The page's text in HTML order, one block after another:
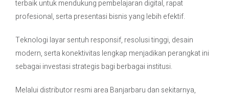
terbaik untuk mendukung pembelajaran digital, rapat
profesional, serta presentasi bisnis yang lebih efektif.
Teknologi layar sentuh responsif, resolusi tinggi, desain
modern, serta konektivitas lengkap menjadikan perangkat ini
sebagai investasi strategis bagi berbagai institusi.
Melalui distributor resmi area Banjarbaru dan sekitarnya,